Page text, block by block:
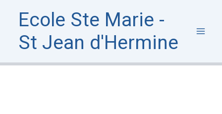
contenu
Ecole Ste Marie -
St Jean d'Hermine